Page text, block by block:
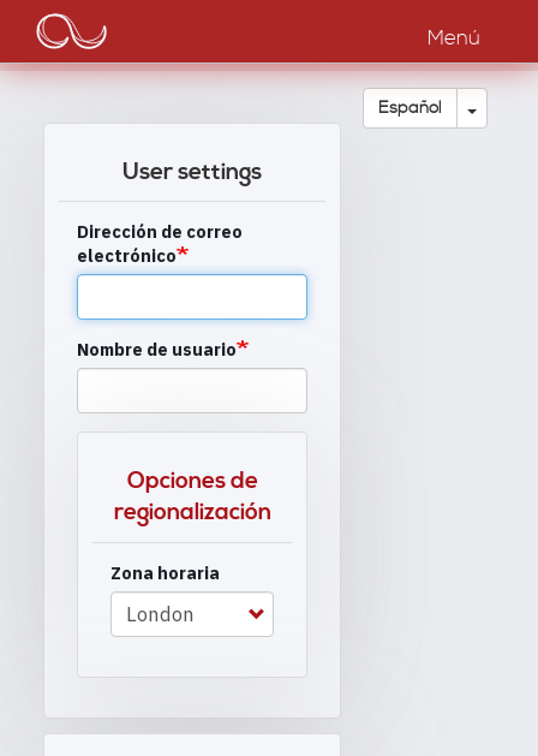
Pasar
contenido
principal
Main
navigation
Menú
Español Toggle
User settings
Dirección de correo
electrónico
Nombre de usuario
Opciones de
regionalización
Zona horaria